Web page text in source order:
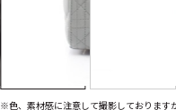
※色、素材感に注意して撮影しております